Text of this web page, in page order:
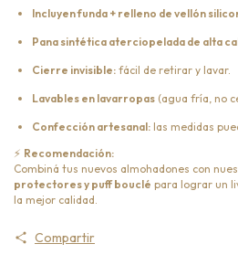
Incluyen funda + relleno de vellón
Pana sintética aterciopelada de alta
Cierre invisible: fácil de retirar y lavar.
Lavables en lavarropas (agua fría, no
Confección artesanal: las medidas
⚡ Recomendación:
Combiná tus nuevos almohadones con
protectores y puff bouclé para lograr un
la mejor calidad.
Compartir